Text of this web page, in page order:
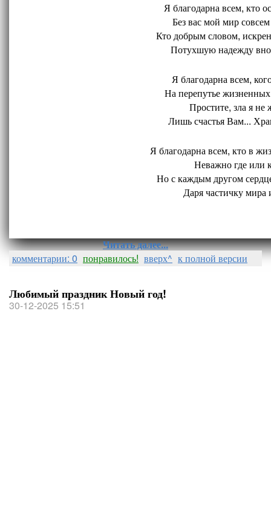
Я благодарна всем, кто
Без вас мой мир
Кто добрым словом,
Потухшую надежду
Я благодарна всем,
На перепутье
Простите, зла я не
Лишь счастья Вам...
Я благодарна всем, кто в
Неважно где или
Но с каждым другом
Даря частичку мира
Читать далее...
комментарии: 0 понравилось! вверх^ к полной версии
Любимый праздник Новый год!
30-12-2025 15:51